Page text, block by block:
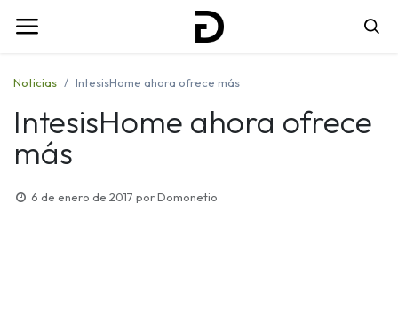
Noticias IntesisHome ahora ofrece más
IntesisHome ahora ofrece
más
6 de enero de 2017 porDomonetio